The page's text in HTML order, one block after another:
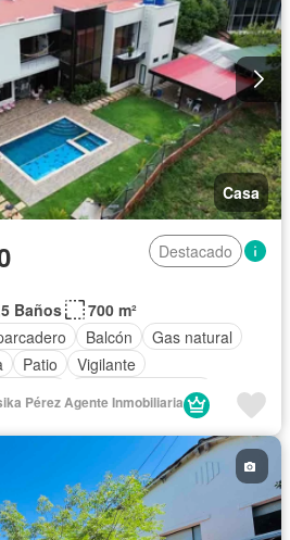
Casa
Destacado
Baños
700 m²
Balcón
Gas natural
Patio
Vigilante
Seguridad privada
Permite niños
Pérez Agente Inmobiliaria